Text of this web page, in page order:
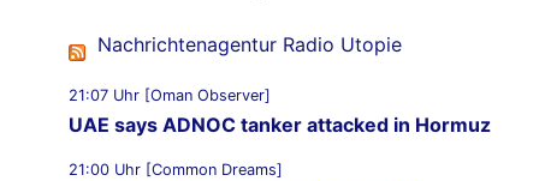
Nachrichtenagentur Radio Utopie
21:07 Uhr [Oman Observer]
UAE says ADNOC tanker attacked in Hormuz
21:00 Uhr [Common Dreams]